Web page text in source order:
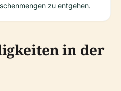
zu entgehen.
in der